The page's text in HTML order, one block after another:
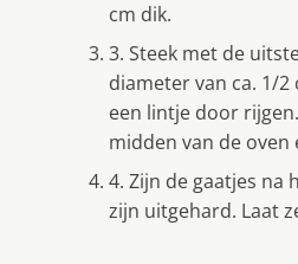
cm dik.
3. Steek met de
diameter van ca. 1/2
een lintje door
midden van de oven
4. Zijn de gaatjes na
zijn uitgehard. Laat